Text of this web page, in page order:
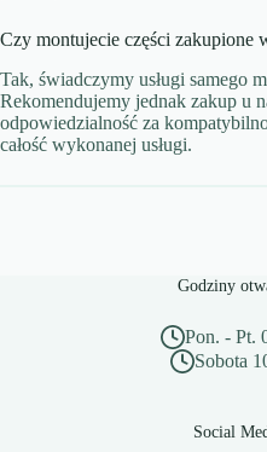
Czy montujecie części zakupione
Tak, świadczymy usługi samego
Rekomendujemy jednak zakup u
odpowiedzialność za
całość wykonanej usługi.
Godziny
Pon. - Pt.
Sobota
Social